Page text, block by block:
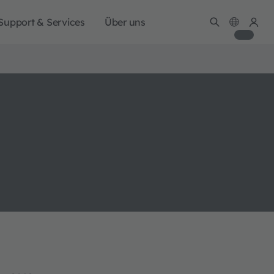
& Services Über uns